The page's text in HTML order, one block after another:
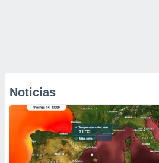
Noticias